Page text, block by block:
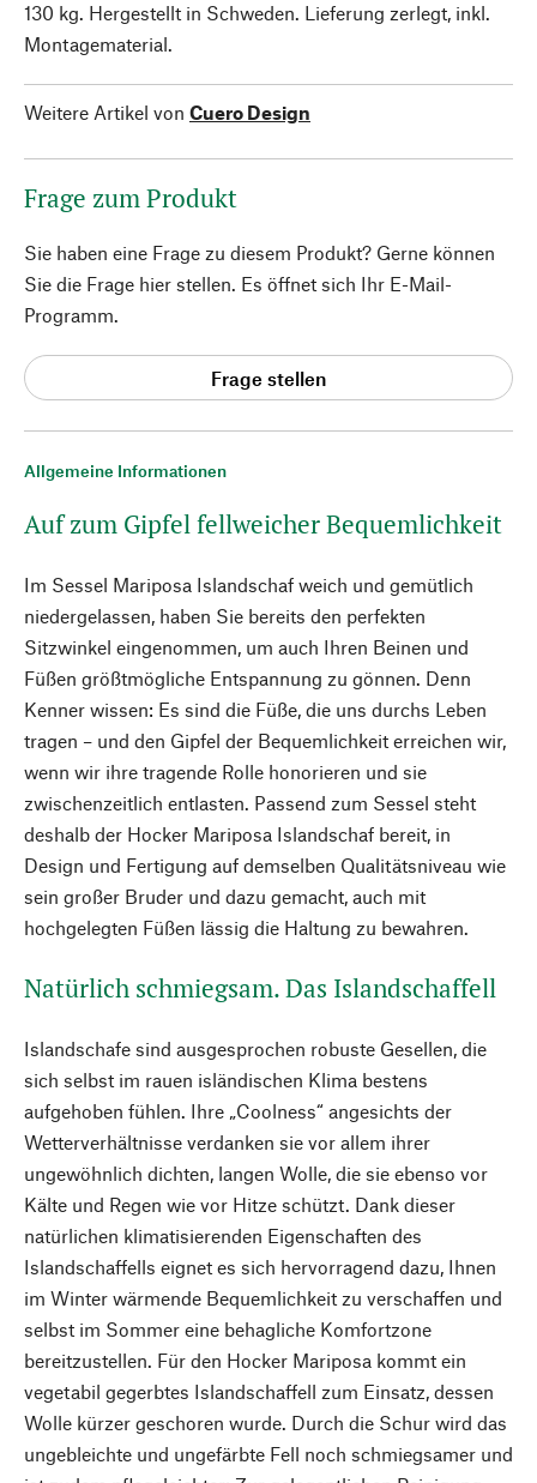
Allgemeine Informationen
Auf zum Gipfel fellweicher Bequemlichkeit
Im Sessel Mariposa Islandschaf weich und gemütlich
niedergelassen, haben Sie bereits den perfekten
Sitzwinkel eingenommen, um auch Ihren Beinen und
Füßen größtmögliche Entspannung zu gönnen. Denn
Kenner wissen: Es sind die Füße, die uns durchs Leben
tragen – und den Gipfel der Bequemlichkeit erreichen wir,
wenn wir ihre tragende Rolle honorieren und sie
zwischenzeitlich entlasten. Passend zum Sessel steht
deshalb der Hocker Mariposa Islandschaf bereit, in
Design und Fertigung auf demselben Qualitätsniveau wie
sein großer Bruder und dazu gemacht, auch mit
hochgelegten Füßen lässig die Haltung zu bewahren.
Natürlich schmiegsam. Das Islandschaffell
Islandschafe sind ausgesprochen robuste Gesellen, die
sich selbst im rauen isländischen Klima bestens
aufgehoben fühlen. Ihre „Coolness“ angesichts der
Wetterverhältnisse verdanken sie vor allem ihrer
ungewöhnlich dichten, langen Wolle, die sie ebenso vor
Kälte und Regen wie vor Hitze schützt. Dank dieser
natürlichen klimatisierenden Eigenschaften des
Islandschaffells eignet es sich hervorragend dazu, Ihnen
im Winter wärmende Bequemlichkeit zu verschaffen und
selbst im Sommer eine behagliche Komfortzone
bereitzustellen. Für den Hocker Mariposa kommt ein
vegetabil gegerbtes Islandschaffell zum Einsatz, dessen
Wolle kürzer geschoren wurde. Durch die Schur wird das
ungebleichte und ungefärbte Fell noch schmiegsamer und
130 kg. Hergestellt in Schweden. Lieferung zerlegt, inkl.
Montagematerial.
Weitere Artikel von Cuero Design
Frage zum Produkt
Sie haben eine Frage zu diesem Produkt? Gerne können
Sie die Frage hier stellen. Es öffnet sich Ihr E-Mail-
Programm.
Frage stellen